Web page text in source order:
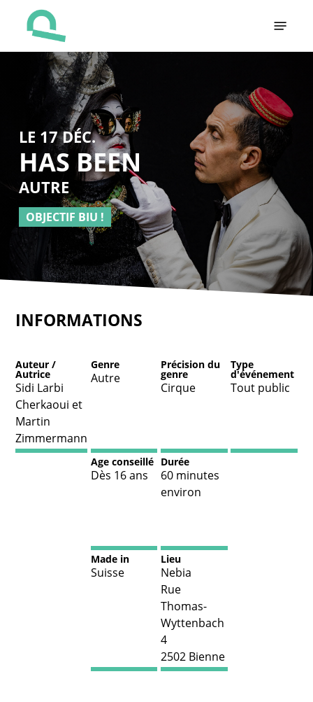
LE 17 DÉC.
HAS BEEN
AUTRE
OBJECTIF BIU !
INFORMATIONS
Auteur /
Autrice
Sidi Larbi
Cherkaoui et
Martin
Zimmermann
Genre
Autre
Précision du
genre
Cirque
Type
d'événement
Tout public
Age conseillé
Dès 16 ans
Durée
60 minutes
environ
Made in
Suisse
Lieu
Nebia
Rue
Thomas-
Wyttenbach
4
2502 Bienne